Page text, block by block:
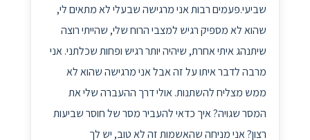
שביעי.פעמים רבות אני מרגישה שבעלי לא מתאים לי,
שהוא לא מספיק רגיש למצבי הרוח שלי, שהייתי רוצה
שיתנהג איתי אחרת, שיהיה יותר רגיש ופחות שכלתני. אני
מרבה לדבר איתו על זה אבל אני מרגישה שהוא לא
ממש מצליח להשתנות. אולי דרך ההעברה שלי את
המסר שגויה? איך כדאי להעביר מסר של חוסר שביעות
רצון? אני מניחה שהאשמות זה לא טוב, יש לך